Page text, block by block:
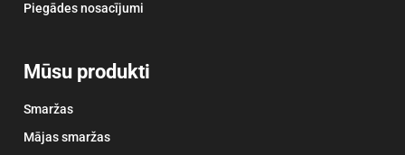
Piegādes nosacījumi
Mūsu produkti
Smaržas
Mājas smaržas